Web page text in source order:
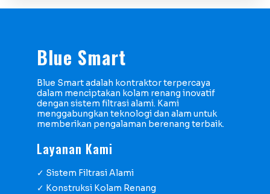
Blue Smart
Blue Smart adalah kontraktor terpercaya
dalam menciptakan kolam renang inovatif
dengan sistem filtrasi alami. Kami
menggabungkan teknologi dan alam untuk
memberikan pengalaman berenang terbaik.
Layanan Kami
✓ Sistem Filtrasi Alami
✓ Konstruksi Kolam Renang